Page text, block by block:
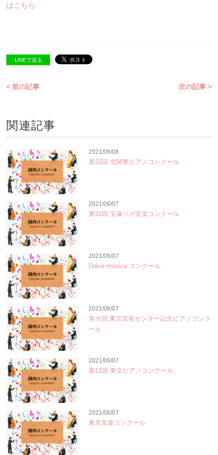
はこちら
LINEで送る
< 前の記事 次の記事 >
関連記事
2021/06/08
第22回 北関東ピアノコンクール
2021/06/07
第31回 宝塚ベガ音楽コンクール
2021/06/07
Dolce musica コンクール
2021/06/07
第９回 東京芸術センター記念ピアノコンク
ール
2021/06/07
第12回 東京ピアノコンクール
2021/06/07
東京音楽コンクール